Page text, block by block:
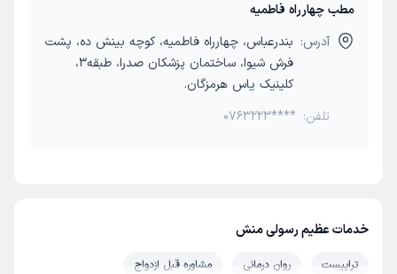
مطب چهارراه فاطمیه
آدرس: بندرعباس، چهارراه فاطمیه، کوچه بینش ده، پشت
فرش شیوا، ساختمان پزشکان صدرا، طبقه3،
کلینیک یاس هرمزگان.
تلفن: 0763223****
خدمات عظیم رسولی منش
تراپیست روان درمانی
مشاوره قبل ازدواج